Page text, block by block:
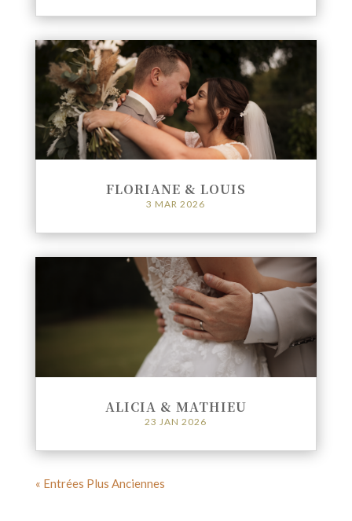
FLORIANE & LOUIS
3 MAR 2026
ALICIA & MATHIEU
23 JAN 2026
« Entrées Plus Anciennes